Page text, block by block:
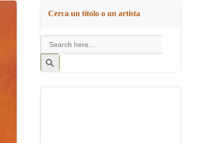
Cerca un titolo o un artista
Search
for:
Search
Button